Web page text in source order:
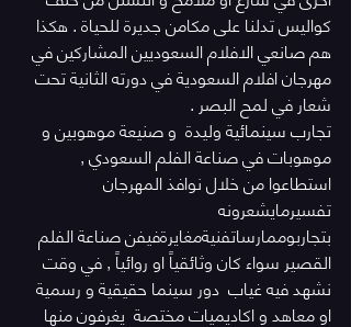
كواليس تدلنا على مكامن جديرة للحياة . هكذا
هم صانعي الافلام السعوديين المشاركين في
مهرجان افلام السعودية في دورته الثانية تحت
شعار في لمح البصر .
تجارب سينمائية وليدة  و صنيعة موهوبين و
موهوبات في صناعة الفلم السعودي ,
استطاعوا من خلال نوافذ المهرجان
تفسيرمايشعرونه
بتجاربوممارساتفنيةمغايرةفيفن صناعة الفلم
القصير سواء كان وثائقياً او روائياً , في وقت
نشهد فيه غياب  دور سينما حقيقية و رسمية
او معاهد و اكاديميات مختصة  يغرفون منها